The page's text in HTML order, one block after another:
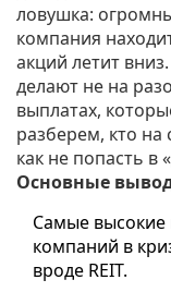
ловушка:
компания
акций летит
делают не на
выплатах,
разберем, кто
как не попасть в
Основные
Самые высокие
компаний в
вроде REIT.